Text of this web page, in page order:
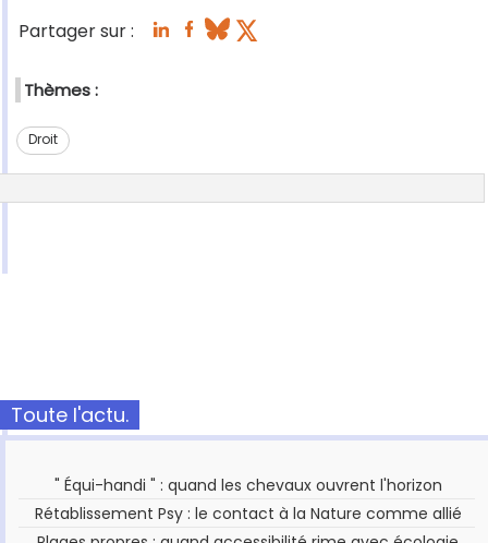
Partager sur :
Thèmes :
Droit
Toute l'actu.
" Équi-handi " : quand les chevaux ouvrent l'horizon
Rétablissement Psy : le contact à la Nature comme allié